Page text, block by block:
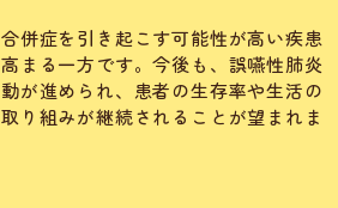
併症を引き起こす可能性が高い疾患
まる一方です。今後も、誤嚥性肺炎
が進められ、患者の生存率や生活の
り組みが継続されることが望まれま